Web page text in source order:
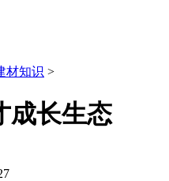
材知识 >
成长生态